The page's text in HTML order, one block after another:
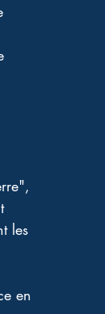
les
en